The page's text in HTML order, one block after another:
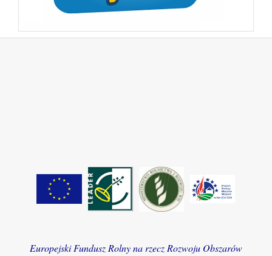
Europejski Fundusz Rolny na rzecz Rozwoju Obszarów